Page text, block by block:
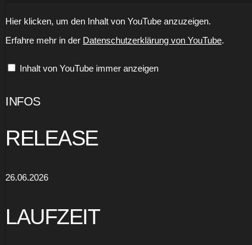
„ROCK
JUSTICE
First
(official
Feat.
Doro
YouTube
anzeigen
Hier klicken, um den Inhalt von YouTube anzuzeigen.
Erfahre mehr in der Datenschutzerklärung von YouTube.
Inhalt von YouTube immer anzeigen
INFOS
RELEASE
26.06.2026
LAUFZEIT